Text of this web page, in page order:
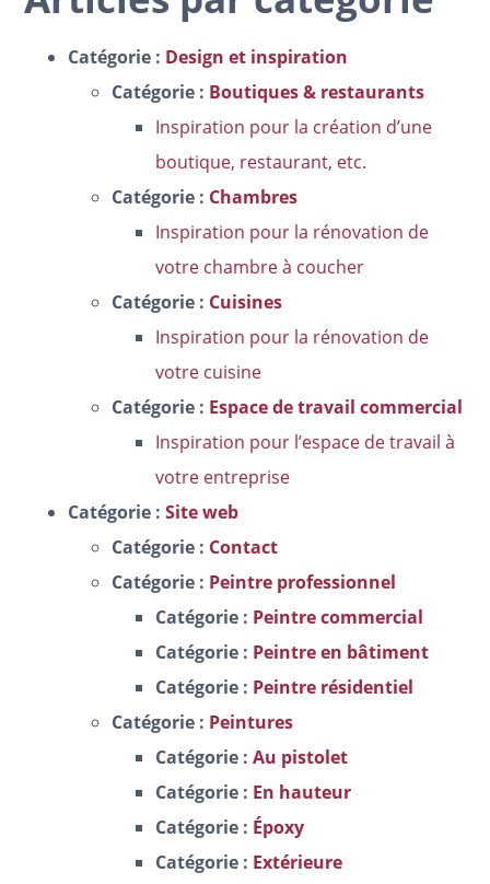
Catégorie : Design et inspiration
Catégorie : Boutiques & restaurants
Inspiration pour la création d’une
boutique, restaurant, etc.
Catégorie : Chambres
Inspiration pour la rénovation de
votre chambre à coucher
Catégorie : Cuisines
Inspiration pour la rénovation de
votre cuisine
Catégorie : Espace de travail commercial
Inspiration pour l’espace de travail à
votre entreprise
Catégorie :Site web
Catégorie : Contact
Catégorie : Peintre professionnel
Catégorie : Peintre commercial
Catégorie : Peintre en bâtiment
Catégorie : Peintre résidentiel
Catégorie : Peintures
Catégorie :Au pistolet
Catégorie : En hauteur
Catégorie : Époxy
Catégorie : Extérieure